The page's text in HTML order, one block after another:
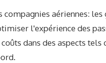
aériennes:
l'expérience des
dans des aspects tels